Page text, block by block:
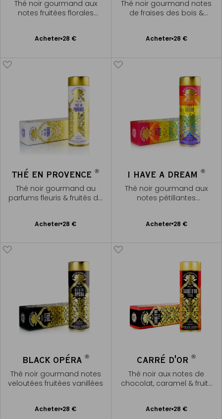
Thé noir gourmand aux
notes fruitées florales
Acheter 28 €
Ajouter
Thé noir gourmand notes
de fraises des bois &
Acheter 28 €
Ajouter
THÉ EN PROVENCE®
Thé noir gourmand au
parfums fleuris & fruités de
Acheter 28 €
Ajouter
I HAVE A DREAM®
Thé noir gourmand aux
notes pétillantes
Acheter 28 €
Ajouter
BLACK OPÉRA ®
Thé noir gourmand notes
veloutées fruitées vanillées
Acheter 28 €
Ajouter
CARRÉ D'OR®
Thé noir aux notes de
chocolat, caramel & fruits
Acheter 28 €
Ajouter